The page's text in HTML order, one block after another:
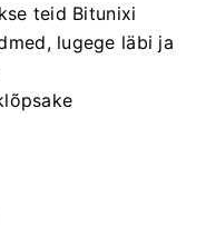
teid Bitunixi
lugege läbi ja